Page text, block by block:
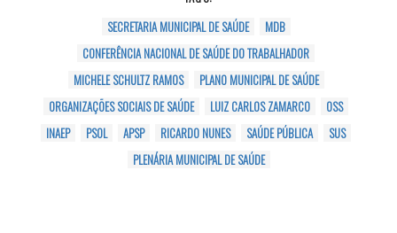
SECRETARIA MUNICIPAL DE SAÚDE
MDB
CONFERÊNCIA NACIONAL DE SAÚDE DO TRABALHADOR
MICHELE SCHULTZ RAMOS
PLANO MUNICIPAL DE SAÚDE
ORGANIZAÇÕES SOCIAIS DE SAÚDE
LUIZ CARLOS ZAMARCO
OSS
INAEP
PSOL APSP RICARDO NUNES SAÚDE PÚBLICA
SUS
PLENÁRIA MUNICIPAL DE SAÚDE